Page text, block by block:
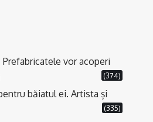
Prefabricatele vor acoperi
(374)
băiatul ei. Artista și
(335)